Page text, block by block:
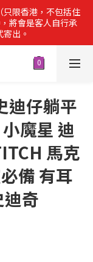
限香港，不包括住
將會是客人自行承
出。
迪仔躺平
魔星 迪
馬克
備 有耳
奇